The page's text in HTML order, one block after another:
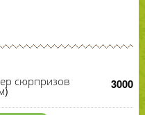
сюрпризов 3000